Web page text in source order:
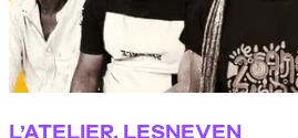
L’ATELIER, LESNEVEN